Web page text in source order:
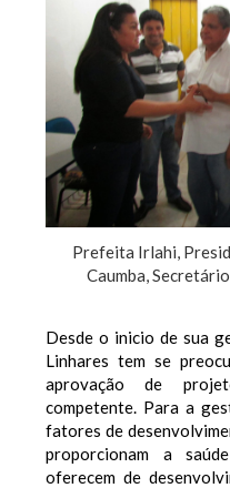
Prefeita Irlahi,
Caumba,
Desde o inicio de sua
Linhares tem se
aprovação de
competente. Para a
fatores de
proporcionam a
oferecem de